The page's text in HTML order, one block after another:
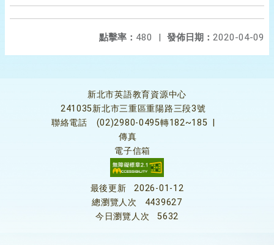
發佈日期： 2020-04-09
點擊率： 480 |
新北市英語教育資源中心
241035新北市三重區重陽路三段3號
聯絡電話
(02)2980-0495轉182~185
傳真
電子信箱
最後更新
2026-01-12
總瀏覽人次
4439627
今日瀏覽人次
5632